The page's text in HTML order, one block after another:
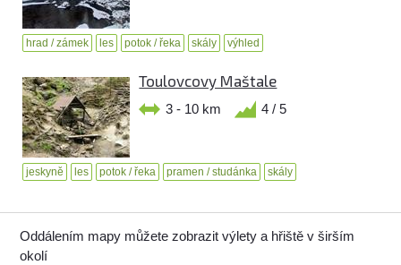
hrad / zámek les potok / řeka skály výhled
Toulovcovy Maštale
3 - 10 km 4 / 5
jeskyně les potok / řeka pramen / studánka skály
Oddálením mapy můžete zobrazit výlety a hřiště v širším
okolí